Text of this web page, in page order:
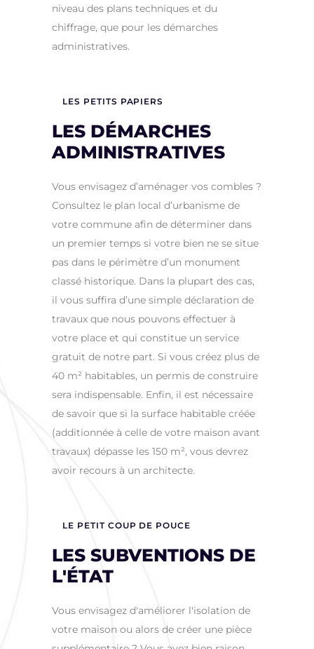
niveau des plans techniques et du
chiffrage, que pour les démarches
administratives.
LES PETITS PAPIERS
LES DÉMARCHES
ADMINISTRATIVES
Vous envisagez d’aménager vos combles ?
Consultez le plan local d’urbanisme de
votre commune afin de déterminer dans
un premier temps si votre bien ne se situe
pas dans le périmètre d’un monument
classé historique. Dans la plupart des cas,
il vous suffira d’une simple déclaration de
travaux que nous pouvons effectuer à
votre place et qui constitue un service
gratuit de notre part. Si vous créez plus de
40 m² habitables, un permis de construire
sera indispensable. Enfin, il est nécessaire
de savoir que si la surface habitable créée
(additionnée à celle de votre maison avant
travaux) dépasse les 150 m², vous devrez
avoir recours à un architecte.
LE PETIT COUP DE POUCE
LES SUBVENTIONS DE
L'ÉTAT
Vous envisagez d'améliorer l'isolation de
votre maison ou alors de créer une pièce